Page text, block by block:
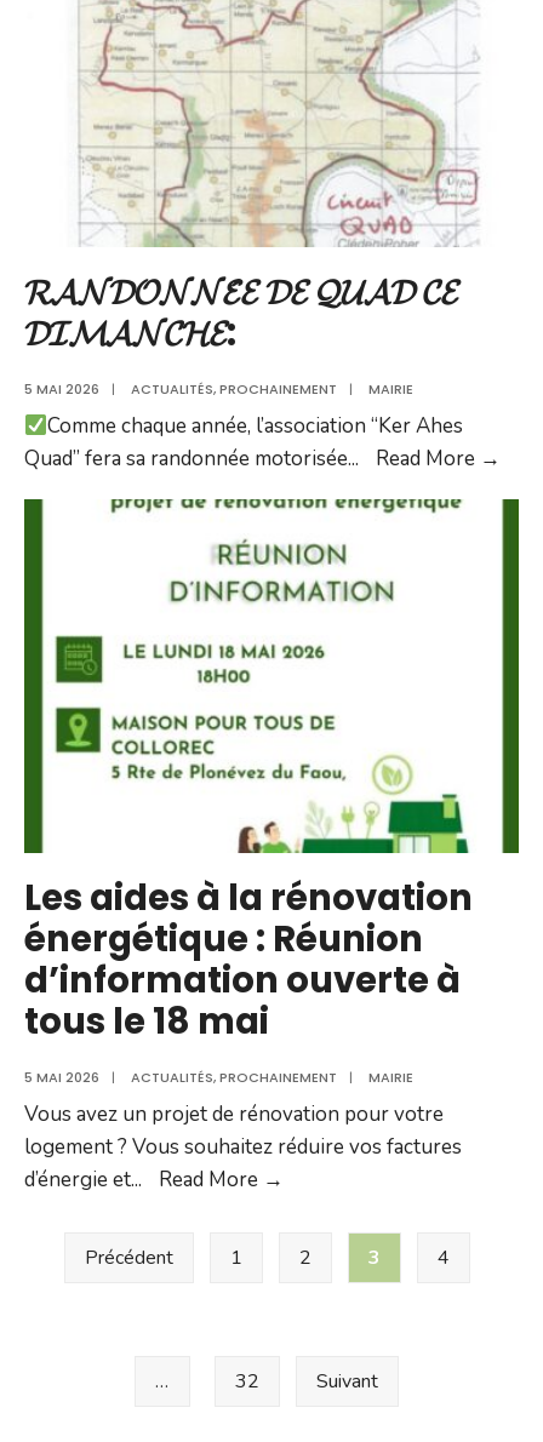
mai
2026
𝓡𝓐𝓝𝓓𝓞𝓝𝓝𝓔́𝓔 𝓓𝓔 𝓠𝓤𝓐𝓓 𝓒𝓔
𝓓𝓘𝓜𝓐𝓝𝓒𝓗𝓔:
5 MAI 2026 | ACTUALITÉS,PROCHAINEMENT | MAIRIE
Comme chaque année, l’association “Ker Ahes
Quad” fera sa randonnée motorisée... Read More →
Les aides à la rénovation
énergétique : Réunion
d’information ouverte à
tous le 18 mai
5 MAI 2026 | ACTUALITÉS,PROCHAINEMENT | MAIRIE
Vous avez un projet de rénovation pour votre
logement ? Vous souhaitez réduire vos factures
d’énergie et... Read More →
Pagination
desPrécédent 1 2 3 4
… 32 Suivant